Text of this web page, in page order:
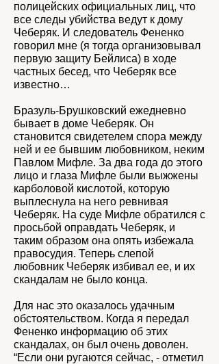
полицейских официальных лиц, что
все следы убийства ведут к дому
Чеберяк. И следователь Фененко
говорил мне (я тогда организовывал
первую защиту Бейлиса) в ходе
частных бесед, что Чеберяк все
известно…
Бразуль-Брушковский ежедневно
бывает в доме Чеберяк. Он
становится свидетелем спора между
ней и ее бывшим любовником, неким
Павлом Мифле. За два года до этого
лицо и глаза Мифле были выжжены
карболовой кислотой, которую
выплеснула на него ревнивая
Чеберяк. На суде Мифле обратился с
просьбой оправдать Чеберяк, и
таким образом она опять избежала
правосудия. Теперь слепой
любовник Чеберяк избивал ее, и их
скандалам не было конца.
Для нас это оказалось удачным
обстоятельством. Когда я передал
Фененко информацию об этих
скандалах, он был очень доволен.
“Если они ругаются сейчас, - отметил